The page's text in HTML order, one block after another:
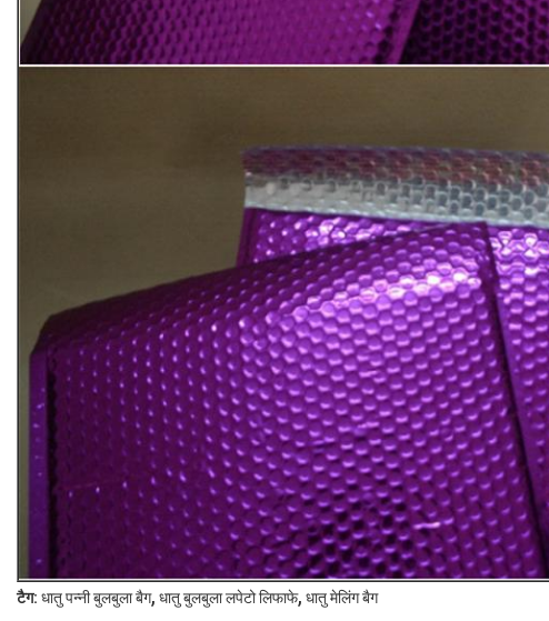
टैग: धातु पन्नी बुलबुला बैग, धातु बुलबुला लपेटो लिफाफे, धातु मेलिंग बैग